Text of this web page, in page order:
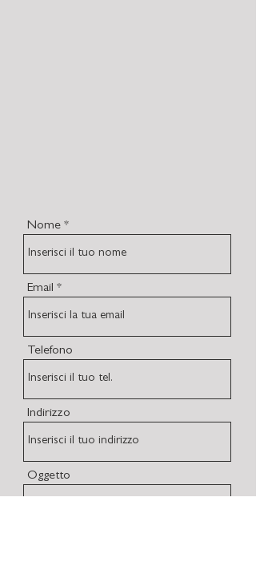
Nome
Email
Telefono
Indirizzo
Oggetto